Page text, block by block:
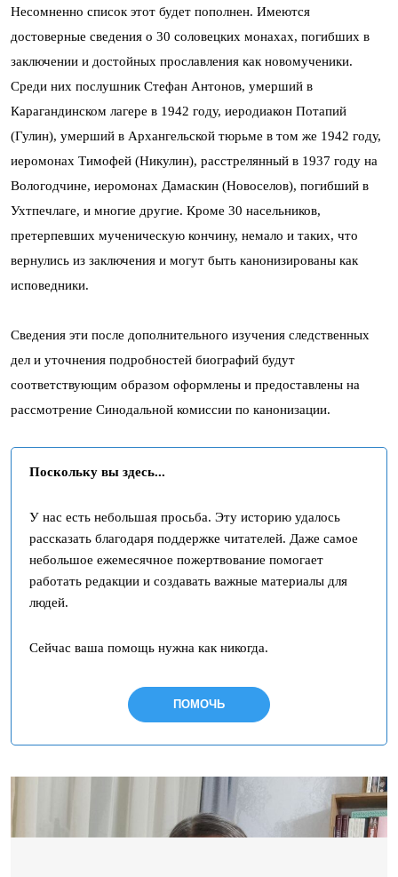
Несомненно список этот будет пополнен. Имеются
достоверные сведения о 30 соловецких монахах, погибших в
заключении и достойных прославления как новомученики.
Среди них послушник Стефан Антонов, умерший в
Карагандинском лагере в 1942 году, иеродиакон Потапий
(Гулин), умерший в Архангельской тюрьме в том же 1942 году,
иеромонах Тимофей (Никулин), расстрелянный в 1937 году на
Вологодчине, иеромонах Дамаскин (Новоселов), погибший в
Ухтпечлаге, и многие другие. Кроме 30 насельников,
претерпевших мученическую кончину, немало и таких, что
вернулись из заключения и могут быть канонизированы как
исповедники.
Сведения эти после дополнительного изучения следственных
дел и уточнения подробностей биографий будут
соответствующим образом оформлены и предоставлены на
рассмотрение Синодальной комиссии по канонизации.
Поскольку вы здесь...
У нас есть небольшая просьба. Эту историю удалось
рассказать благодаря поддержке читателей. Даже самое
небольшое ежемесячное пожертвование помогает
работать редакции и создавать важные материалы для
людей.
Сейчас ваша помощь нужна как никогда.
ПОМОЧЬ